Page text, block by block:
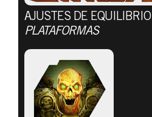
AJUSTES DE EQUILIBRIO
PLATAFORMAS